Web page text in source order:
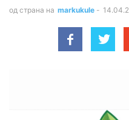
од страна на markukule -